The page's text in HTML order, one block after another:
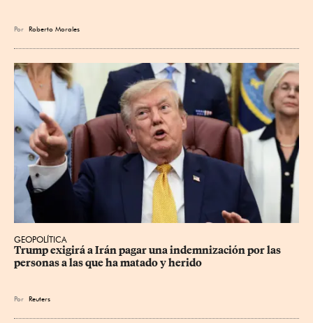
Por Roberto Morales
GEOPOLÍTICA
Trump exigirá a Irán pagar una indemnización por las
personas a las que ha matado y herido
Por Reuters